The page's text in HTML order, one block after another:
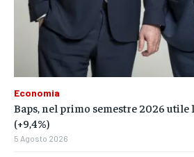
Economia
Baps, nel primo semestre 2026
(+9,4%)
5 Agosto 2026